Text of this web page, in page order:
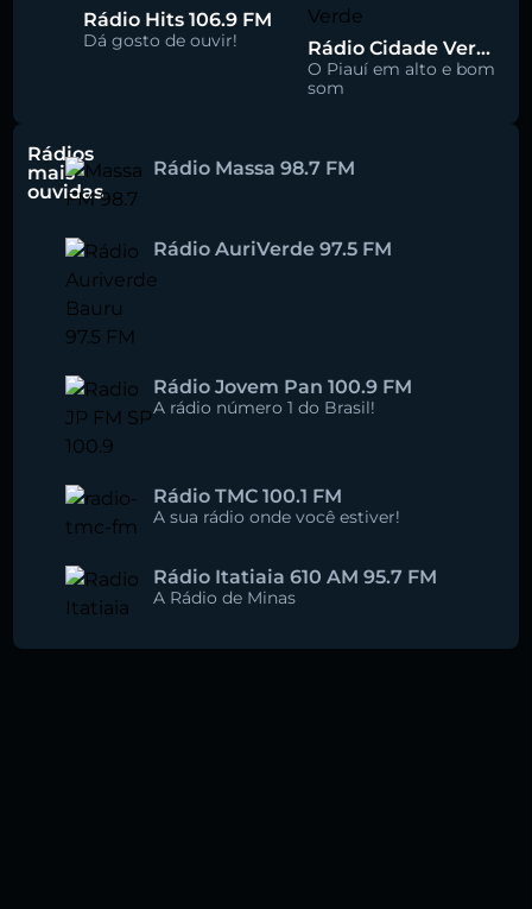
Rádio Hits 106.9 FM
Dá gosto de ouvir! Rádio Cidade Verde 93.5 FM
O Piauí em alto e bom
som
Rádios
mais
ouvidas
Rádio Massa 98.7 FM
Rádio AuriVerde 97.5 FM
Rádio Jovem Pan 100.9 FM
A rádio número 1 do Brasil!
Rádio TMC 100.1 FM
A sua rádio onde você estiver!
Rádio Itatiaia 610 AM 95.7 FM
A Rádio de Minas